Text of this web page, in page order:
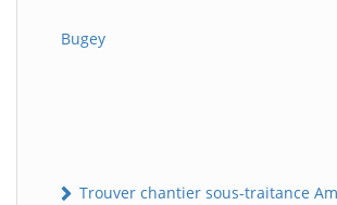
Bugey
Trouver chantier sous-traitance